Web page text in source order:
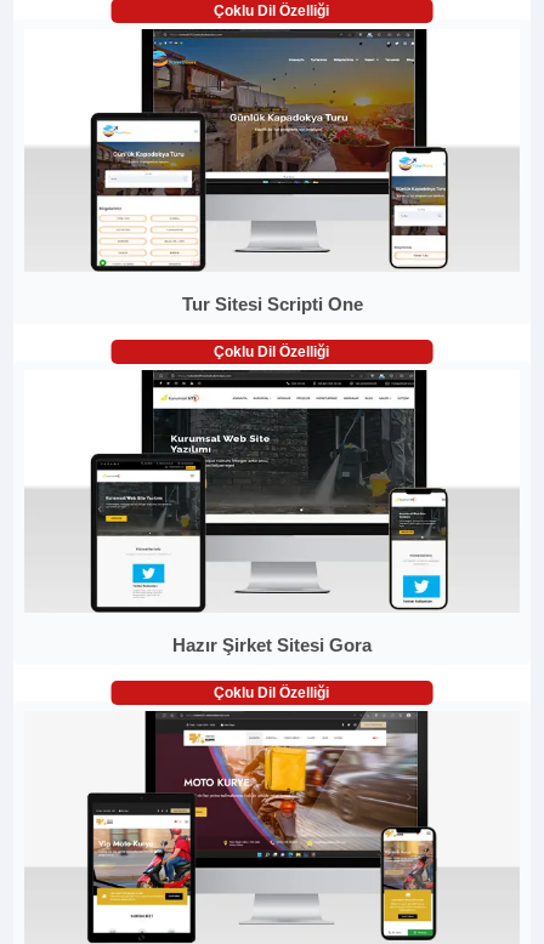
Çoklu Dil Özelliği
Tur Sitesi Scripti One
Çoklu Dil Özelliği
Hazır Şirket Sitesi Gora
Çoklu Dil Özelliği